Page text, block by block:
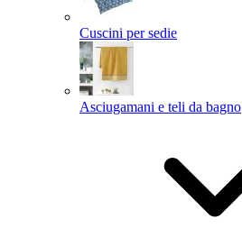
Cuscini per sedie
Asciugamani e teli da bagno